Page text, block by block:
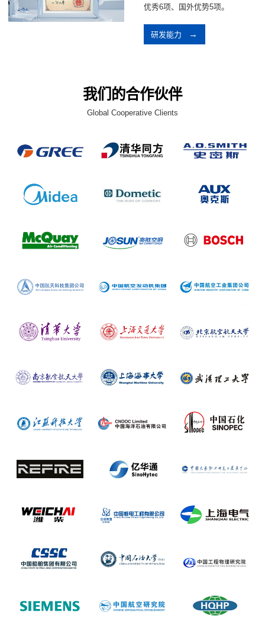
优秀6项、国外优势5项。
研发能力
我们的合作伙伴
Global Cooperative Clients